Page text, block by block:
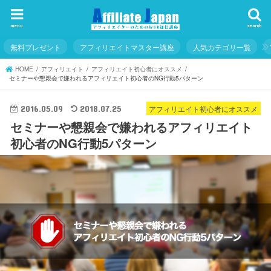
search
menu
無料プレゼント アフィリエイトマスター講座 人気カテゴリ一覧
HOME アフィリエイト
アフィリエイト初心者にオススメ
セミナーや懇親会で嫌われるアフィリエイト初心者のNG行動5パターン
アフィリエイト初心者にオススメ
2016.05.09 2018.07.25
セミナーや懇親会で嫌われるアフィリエイト
初心者のNG行動5パターン